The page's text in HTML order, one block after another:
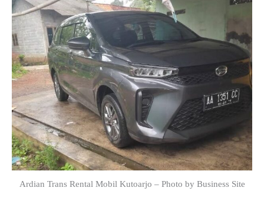
Ardian Trans Rental Mobil Kutoarjo – Photo by Business Site